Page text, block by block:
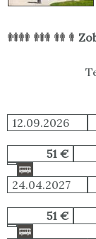
12.09.2026
51 €
24.04.2027
51 €